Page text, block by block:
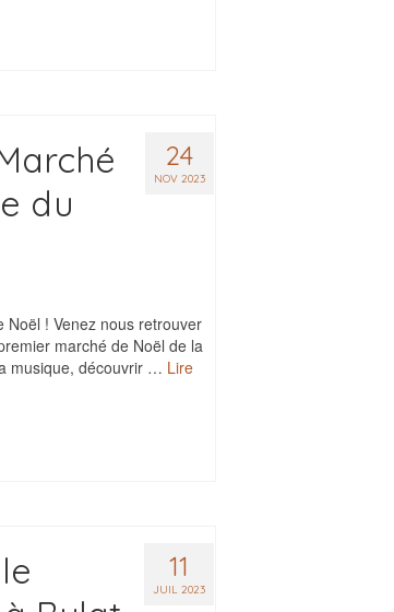
24
NOV 2023
du
! Venez nous retrouver
marché de Noël de la
musique, découvrir … Lire
11
JUIL 2023